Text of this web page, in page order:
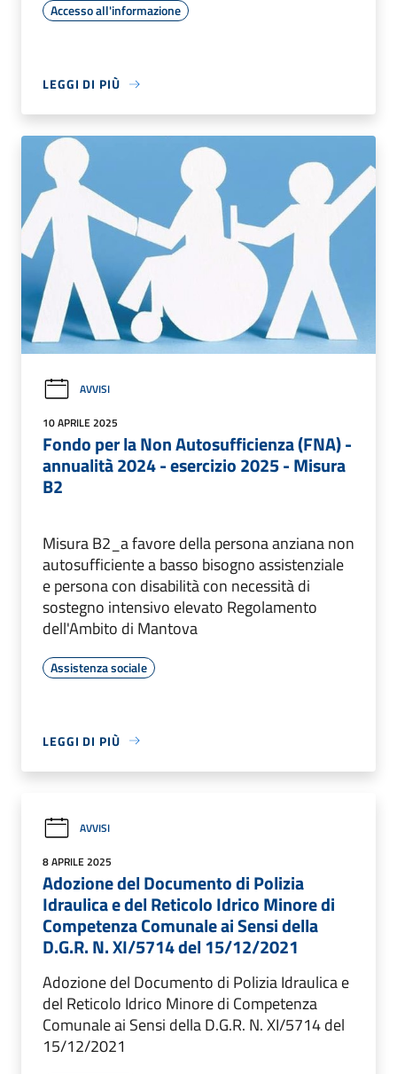
Accesso all'informazione
LEGGI DI PIÙ
AVVISI
10 APRILE 2025
Fondo per la Non Autosufficienza (FNA) -
annualità 2024 - esercizio 2025 - Misura
B2
Misura B2_a favore della persona anziana non
autosufficiente a basso bisogno assistenziale
e persona con disabilità con necessità di
sostegno intensivo elevato Regolamento
dell'Ambito di Mantova
Assistenza sociale
LEGGI DI PIÙ
AVVISI
8 APRILE 2025
Adozione del Documento di Polizia
Idraulica e del Reticolo Idrico Minore di
Competenza Comunale ai Sensi della
D.G.R. N. XI/5714 del 15/12/2021
Adozione del Documento di Polizia Idraulica e
del Reticolo Idrico Minore di Competenza
Comunale ai Sensi della D.G.R. N. XI/5714 del
15/12/2021